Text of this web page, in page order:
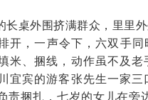
长桌外围挤满群众，里里外
开，一声令下，六双手
米、捆线，动作虽不及老
宜宾的游客张先生一家三
责捆扎，七岁的女儿在旁